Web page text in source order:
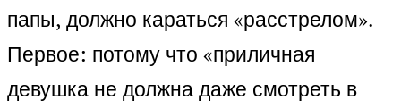
папы, должно караться «расстрелом».
Первое: потому что «приличная
девушка не должна даже смотреть в